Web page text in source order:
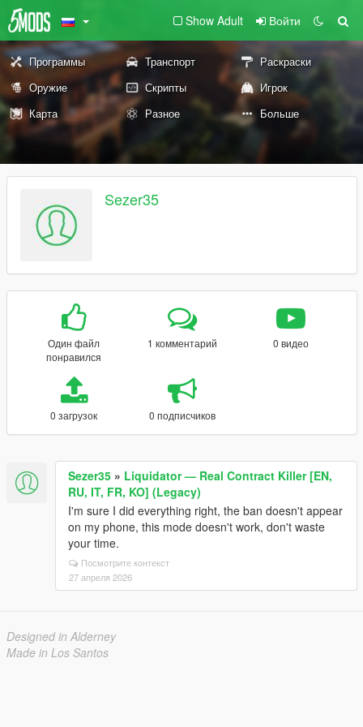
Show Adult Войти
Программы Транспорт
Раскраски
Оружие
Скрипты
Игрок
Карта
Разное Больше
Sezer35
Один файл
понравился
1 комментарий 0 видео
0 загрузок 0 подписчиков
Sezer35 » Liquidator — Real Contract Killer [EN,
RU, IT, FR, KO] (Legacy)
I'm sure I did everything right, the ban doesn't appear
on my phone, this mode doesn't work, don't waste
your time.
Посмотрите контекст
27 апреля 2026
Designed in Alderney
Made in Los Santos